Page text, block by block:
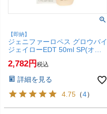
【即納】
ジェニファーロペス グロウバイ
ジェイローEDT 50ml SP(オー
ドトワレ)【香水】 【SBT】
(6005631)
2,782 税込
詳細を見る
4.75 （4）